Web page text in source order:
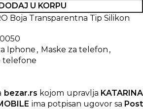
U KORPU
Boja Transparentna Tip Silikon
Iphone , Maske za telefon ,
telefone
bezar.rs kojom upravlja KATARINA
ima potpisan ugovor sa Post